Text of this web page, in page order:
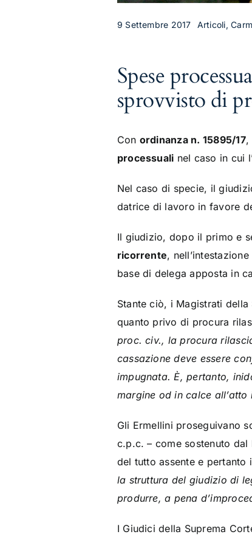
9 Settembre 2017 Articoli,
Spese
sprovvisto di
Con ordinanza n. 15895/17,
processuali nel caso in cui
Nel caso di specie, il
datrice di lavoro in favore
Il giudizio, dopo il primo e
ricorrente,
base di delega apposta in
Stante ciò, i Magistrati
quanto privo di procura
proc. civ., la procura
cassazione deve essere
impugnata. È, pertanto,
margine od in calce
Gli Ermellini proseguivano
c.p.c. – come sostenuto
del tutto assente e
la struttura del giudizio di
produrre, a pena
I Giudici della Suprema